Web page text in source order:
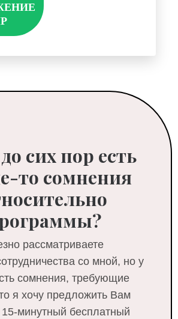
сих пор есть
то сомнения
рассматриваете
со мной, но у
сомнения, требующие
я хочу предложить Вам
15-минутный бесплатный